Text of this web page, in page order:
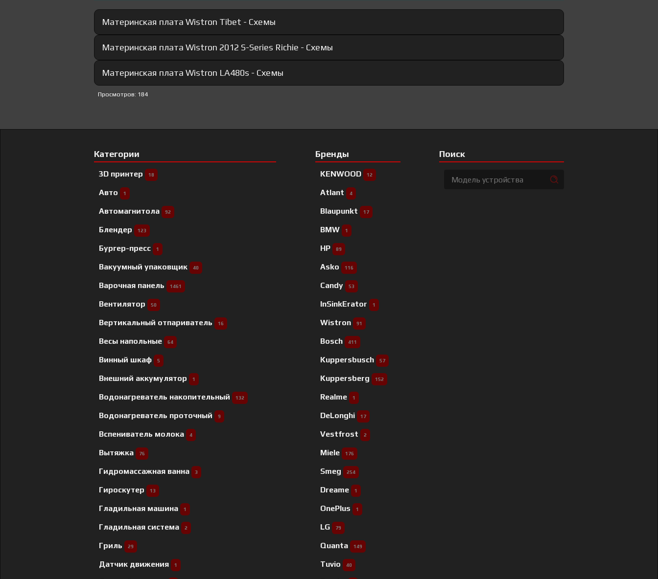
Материнская плата Wistron Tibet - Схемы
Материнская плата Wistron 2012 S-Series Richie - Схемы
Материнская плата Wistron LA480s - Схемы
Просмотров: 184
Категории
3D принтер 18
Авто 1
Автомагнитола 92
Блендер 123
Бургер-пресс 1
Вакуумный упаковщик 40
Варочная панель 1461
Вентилятор 50
Вертикальный отпариватель 16
Весы напольные 64
Винный шкаф 5
Внешний аккумулятор 1
Водонагреватель накопительный 132
Водонагреватель проточный 9
Вспениватель молока 4
Вытяжка 76
Гидромассажная ванна 3
Гироскутер 13
Гладильная машина 1
Гладильная система 2
Гриль 29
Датчик движения 1
Бренды
KENWOOD 12
Atlant 4
Blaupunkt 17
BMW 1
HP 89
Asko 116
Candy 53
InSinkErator 1
Wistron 91
Bosch 411
Kuppersbusch 57
Kuppersberg 152
Realme 1
DeLonghi 17
Vestfrost 2
Miele 176
Smeg 254
Dreame 1
OnePlus 1
LG 79
Quanta 149
Tuvio 40
Поиск